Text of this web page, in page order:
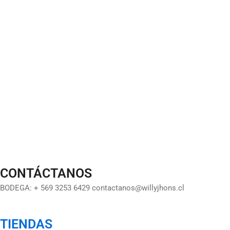
CONTÁCTANOS
BODEGA: + 569 3253 6429 contactanos@willyjhons.cl
TIENDAS